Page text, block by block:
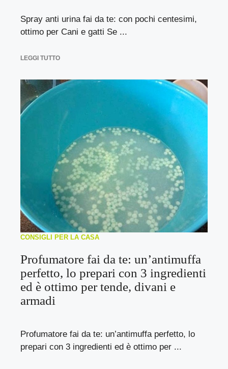
Spray anti urina fai da te: con pochi centesimi,
ottimo per Cani e gatti Se ...
LEGGI TUTTO
CONSIGLI PER LA CASA
Profumatore fai da te: un’antimuffa
perfetto, lo prepari con 3 ingredienti
ed è ottimo per tende, divani e
armadi
Profumatore fai da te: un’antimuffa perfetto, lo
prepari con 3 ingredienti ed è ottimo per ...